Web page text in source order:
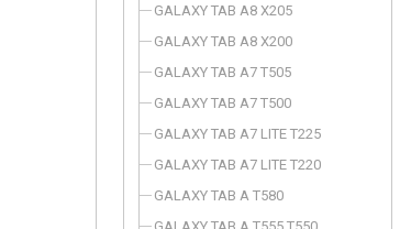
GALAXY TAB A8 X205
GALAXY TAB A8 X200
GALAXY TAB A7 T505
GALAXY TAB A7 T500
GALAXY TAB A7 LITE T225
GALAXY TAB A7 LITE T220
GALAXY TAB A T580